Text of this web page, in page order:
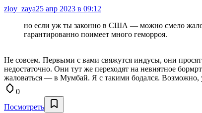
zloy_zaya25 апр 2023 в 09:12
но если уж ты законно в США — можно смело
гарантированно поимеет много геморроя.
Не совсем. Первыми с вами свяжутся индусы, они
недостаточно. Они тут же переходят на невнятное
жаловаться — в Мумбай. Я с такими бодался. Возможно,
0
Посмотреть